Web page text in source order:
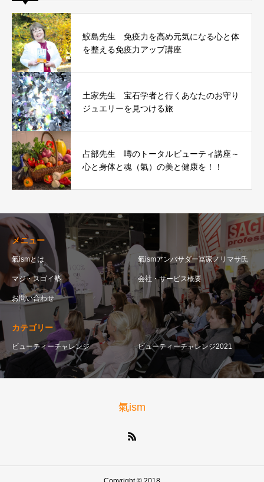
鮫島先生 免疫力を高め元気になる心と体
を整える免疫力アップ講座
土家先生 宝石学者と行くあなたのお守り
ジュエリーを見つける旅
占部先生 噂のトータルビューティ講座～
心と身体と魂（氣）の美と健康を！！
メニュー
氣ismとは 氣ismアンバサダー冨家ノリマサ氏
マジ・スゴイ塾 会社・サービス概要
お問い合わせ
カテゴリー
ビューティーチャレンジ ビューティーチャレンジ2021
氣ism